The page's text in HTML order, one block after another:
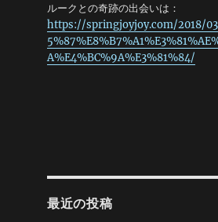
ルークとの奇跡の出会いは：
https://springjoyjoy.com/2018/
A%E4%BC%9A%E3%81%84/
最近の投稿